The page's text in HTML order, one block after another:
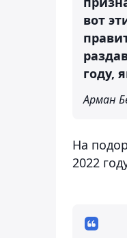
вот
году,
Арман
На
2022